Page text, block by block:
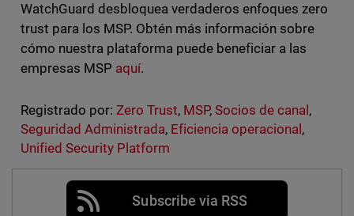
WatchGuard desbloquea verdaderos enfoques zero
trust para los MSP. Obtén más información sobre
cómo nuestra plataforma puede beneficiar a las
empresas MSP aquí.
Registrado por: Zero Trust, MSP,Socios de canal ,
Seguridad Administrada, Eficiencia operacional ,
Unified Security Platform
Subscribe via RSS